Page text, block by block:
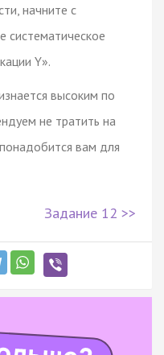
начните с
систематическое
Y».
высоким по
не тратить на
вам для
Задание 12 >>